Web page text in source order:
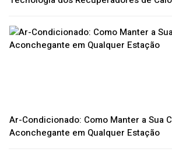
Ar-Condicionado: Como Manter a Sua
Aconchegante em Qualquer Estação